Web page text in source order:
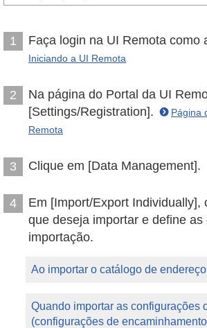
1 Faça login na UI Remota como
Iniciando a UI Remota
2
Na página do Portal da UI
[Settings/Registration].
Página
Remota
3 Clique em [Data Management].
4
Em [Import/Export Individually],
que deseja importar e define
importação.
Ao importar o catálogo de
Quando importar as configurações
(configurações de